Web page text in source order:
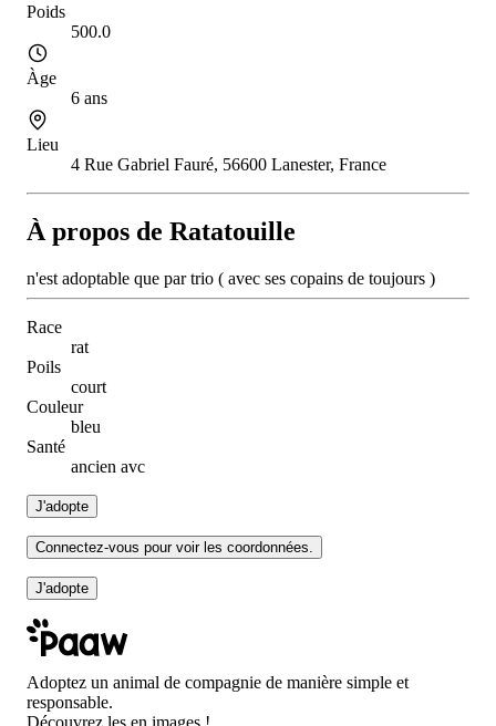
Poids
500.0
Àge
6 ans
Lieu
4 Rue Gabriel Fauré, 56600 Lanester, France
À propos de Ratatouille
n'est adoptable que par trio ( avec ses copains de toujours )
Race
rat
Poils
court
Couleur
bleu
Santé
ancien avc
J'adopte
Connectez-vous pour voir les coordonnées.
J'adopte
Adoptez un animal de compagnie de manière simple et
responsable.
Découvrez les en images !